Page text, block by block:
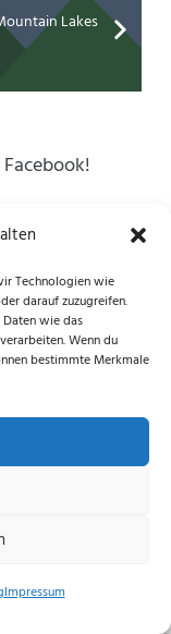
Technologien wie
darauf zuzugreifen.
wie das
Wenn du
bestimmte Merkmale
Impressum
Lakes
|Cookie-